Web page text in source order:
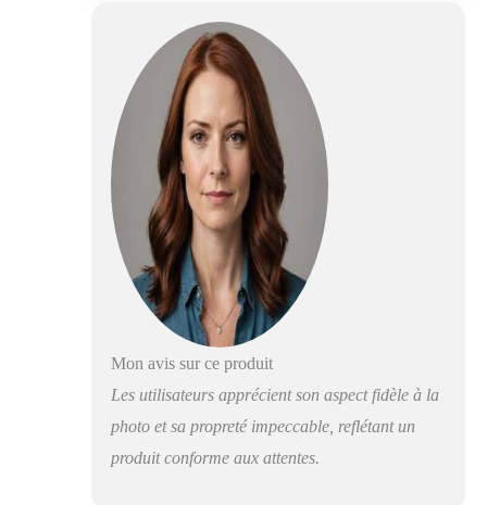
Mon avis sur ce produit
Les utilisateurs apprécient son aspect fidèle à la
photo et sa propreté impeccable, reflétant un
produit conforme aux attentes.